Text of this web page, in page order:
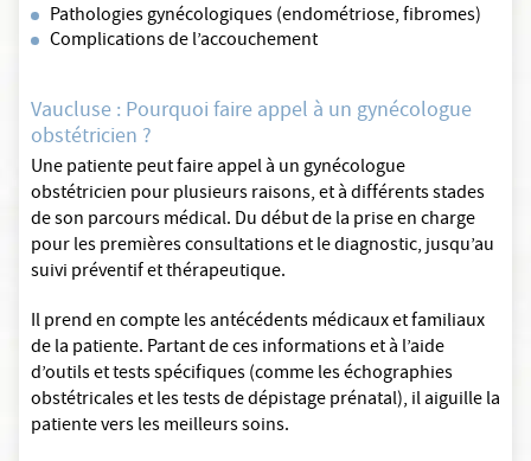
Pathologies gynécologiques (endométriose, fibromes)
Complications de l’accouchement
Vaucluse : Pourquoi faire appel à un gynécologue
obstétricien ?
Une patiente peut faire appel à un gynécologue
obstétricien pour plusieurs raisons, et à différents stades
de son parcours médical. Du début de la prise en charge
pour les premières consultations et le diagnostic, jusqu’au
suivi préventif et thérapeutique.
Il prend en compte les antécédents médicaux et familiaux
de la patiente. Partant de ces informations et à l’aide
d’outils et tests spécifiques (comme les échographies
obstétricales et les tests de dépistage prénatal), il aiguille la
patiente vers les meilleurs soins.